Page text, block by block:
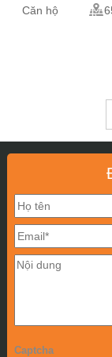
Căn hộ
Captcha